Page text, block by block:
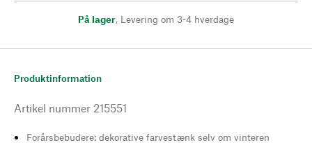
På lager, Levering om 3-4 hverdage
Produktinformation
Artikel nummer 215551
Forårsbebudere: dekorative farvestænk selv om vinteren